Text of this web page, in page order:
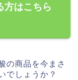
方はこちら
の商品を今まさ
でしょうか？